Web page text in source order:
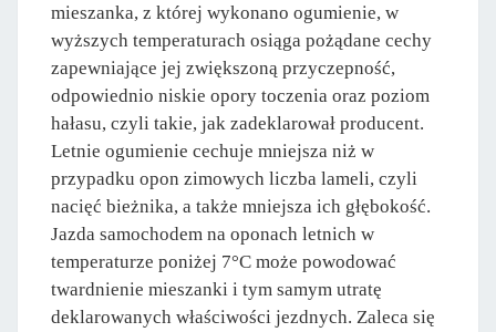
mieszanka, z której wykonano ogumienie, w
wyższych temperaturach osiąga pożądane cechy
zapewniające jej zwiększoną przyczepność,
odpowiednio niskie opory toczenia oraz poziom
hałasu, czyli takie, jak zadeklarował producent.
Letnie ogumienie cechuje mniejsza niż w
przypadku opon zimowych liczba lameli, czyli
nacięć bieżnika, a także mniejsza ich głębokość.
Jazda samochodem na oponach letnich w
temperaturze poniżej 7°C może powodować
twardnienie mieszanki i tym samym utratę
deklarowanych właściwości jezdnych. Zaleca się